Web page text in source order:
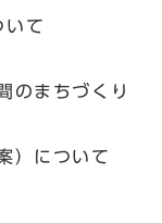
いて
のまちづくり
）について